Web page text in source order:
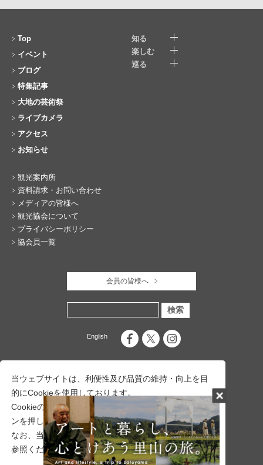
当ウェブサイトは、利便性及び品質の維持・向上を目
的にCookieを使用しております。
Cookieの使用に同意頂ける場合は、「同意する」ボタ
ンを押して下さい。
なお、当社のCookie使用について詳しくはこちらをご
参照ください。
Top
イベント
ブログ
特集記事
大地の芸術祭
ライブカメラ
アクセス
お知らせ
知る
楽しむ
巡る
観光案内所
資料請求・お問い合わせ
メディアの皆様へ
観光協会について
プライバシーポリシー
協会員一覧
会員の皆様へ
English
一般社団法人 十日町市観光協会